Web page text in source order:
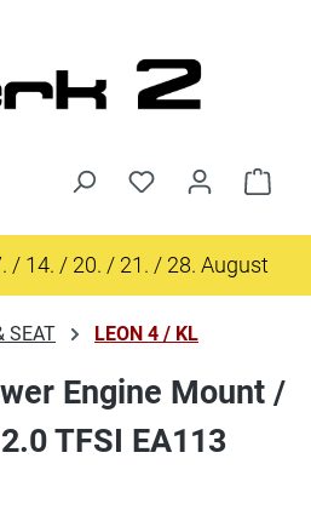
/ 14. / 20. / 21. / 28. August
SEAT LEON 4 / KL
Engine Mount /
TFSI EA113